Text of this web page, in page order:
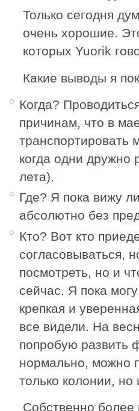
Только сегодня
очень хорошие.
которых Yuorik
Какие выводы я
Когда?
причинам, что в
транспортировать
когда одни дружно
лета).
Где? Я пока вижу
абсолютно без
Кто? Вот кто
согласовываться,
посмотреть, но и
сейчас. Я пока
крепкая и
все видели. На
попробую развить
нормально, можно
только колонии,
Собственно более